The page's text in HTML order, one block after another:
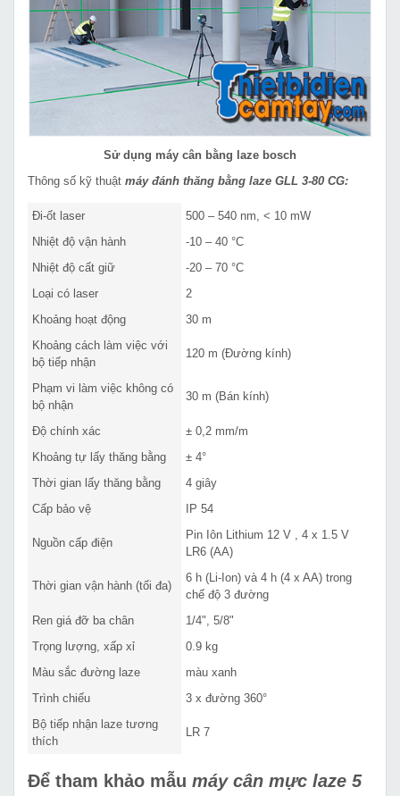
Sử dụng máy cân bằng laze bosch
Thông số kỹ thuật máy đánh thăng bằng laze GLL 3-80 CG:
Đi-ốt laser
500 – 540 nm, < 10 mW
Nhiệt độ vận hành
-10 – 40 °C
Nhiệt độ cất giữ
-20 – 70 °C
Loại có laser
2
Khoảng hoạt động
30 m
Khoảng cách làm việc với
bộ tiếp nhận
120 m (Đường kính)
Phạm vi làm việc không có
bộ nhận
30 m (Bán kính)
Độ chính xác
± 0,2 mm/m
Khoảng tự lấy thăng bằng
± 4°
Thời gian lấy thăng bằng
4 giây
Cấp bảo vệ
IP 54
Nguồn cấp điện
Pin Iôn Lithium 12 V , 4 x 1.5 V
LR6 (AA)
Thời gian vận hành (tối đa)
6 h (Li-Ion) và 4 h (4 x AA) trong
chế độ 3 đường
Ren giá đỡ ba chân
1/4", 5/8"
Trọng lượng, xấp xỉ
0.9 kg
Màu sắc đường laze
màu xanh
Trình chiếu
3 x đường 360°
Bộ tiếp nhận laze tương
thích
LR 7
Để tham khảo mẫu máy cân mực laze 5